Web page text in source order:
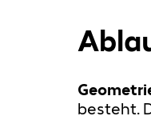
besteht.